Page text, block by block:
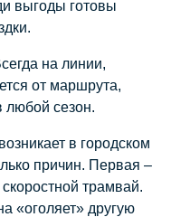
выгоды готовы
на линии,
от маршрута,
любой сезон.
в городском
причин. Первая –
трамвай.
«оголяет» другую